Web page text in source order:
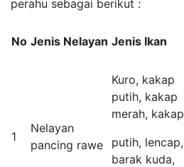
perahu sebagai berikut :
No Jenis Nelayan Jenis Ikan
1
Nelayan
pancing rawe
Kuro, kakap
putih, kakap
merah, kakap
putih, lencap,
barak kuda,